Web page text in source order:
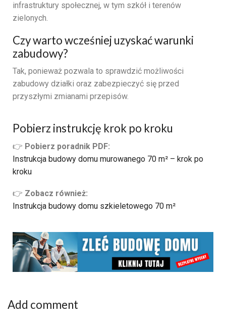
infrastruktury społecznej, w tym szkół i terenów
zielonych.
Czywartowcześniej uzyskaćwarunki
zabudowy?
Tak, ponieważ pozwala to sprawdzić możliwości
zabudowy działki oraz zabezpieczyć się przed
przyszłymi zmianami przepisów.
Pobierz instrukcję krok po kroku
👉 Pobierz poradnik PDF:
Instrukcja budowy domu murowanego 70 m² – krok po
kroku
👉 Zobacz również:
Instrukcja budowy domu szkieletowego 70 m²
Add comment